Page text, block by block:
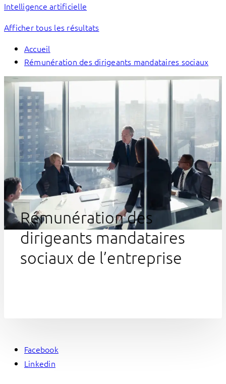
Intelligence artificielle
Afficher tous les résultats
Accueil
Rémunération des dirigeants mandataires sociaux
Rémunération des
dirigeants mandataires
sociaux de l’entreprise
Facebook
Linkedin